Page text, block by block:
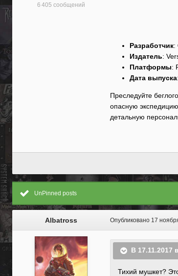
6 405 сообщений
Разработчик:
Издатель:
Платформы:
Дата выпуска
Преследуйте
опасную
детальную
UnPinned posts
Albatross Опубликовано 17
В 17.11.2017
Тихий мушкет?